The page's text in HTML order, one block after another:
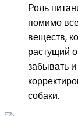
Роль
помимо
веществ,
растущий
забывать
собаки.